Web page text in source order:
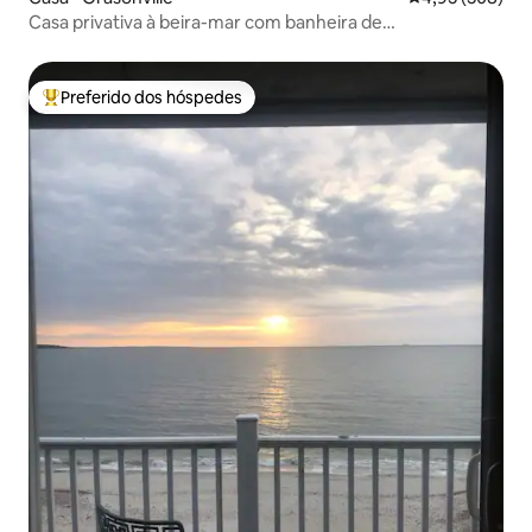
Casa privativa à beira-mar com banheira de
Entre os melhores preferidos dos hóspedes
Preferido dos hóspedes